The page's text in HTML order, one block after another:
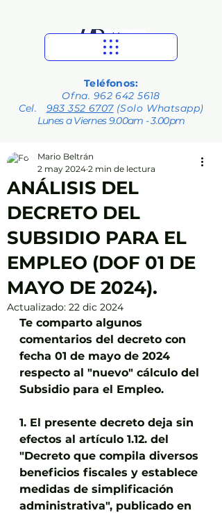
Teléfonos:
Ofna. 962 642 5618
Cel. 983 352 6707(Solo Whatsapp)
Lunes a Viernes 9.00am - 3.00pm
ANÁLISIS DEL
DECRETO DEL
SUBSIDIO PARA EL
EMPLEO (DOF 01 DE
MAYO DE 2024).
Mario Beltrán
2 may 2024 2 min de lectura
Actualizado: 22 dic 2024
Te comparto algunos
comentarios del decreto con
fecha 01 de mayo de 2024
respecto al "nuevo" cálculo del
Subsidio para el Empleo.
1. El presente decreto deja sin
efectos al artículo 1.12. del
"Decreto que compila diversos
beneficios fiscales y establece
medidas de simplificación
administrativa", publicado en